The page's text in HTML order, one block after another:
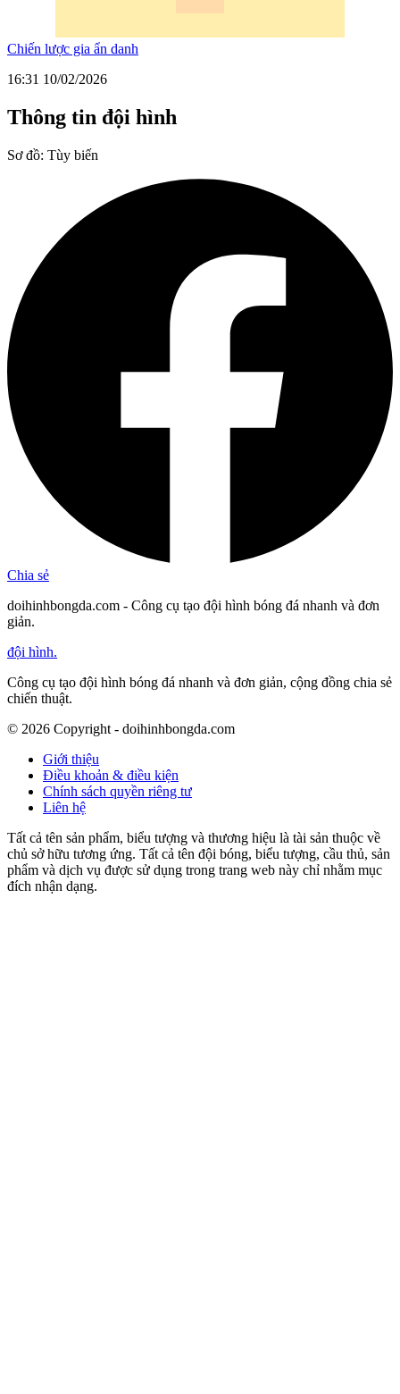
Chiến lược gia ẩn danh
16:31 10/02/2026
Thông tin đội hình
Sơ đồ: Tùy biến
Chia sẻ
doihinhbongda.com - Công cụ tạo đội hình bóng đá nhanh và đơn
giản.
đội hình.
Công cụ tạo đội hình bóng đá nhanh và đơn giản, cộng đồng chia sẻ
chiến thuật.
© 2026 Copyright - doihinhbongda.com
Giới thiệu
Điều khoản & điều kiện
Chính sách quyền riêng tư
Liên hệ
Tất cả tên sản phẩm, biểu tượng và thương hiệu là tài sản thuộc về
chủ sở hữu tương ứng. Tất cả tên đội bóng, biểu tượng, cầu thủ, sản
phẩm và dịch vụ được sử dụng trong trang web này chỉ nhằm mục
đích nhận dạng.